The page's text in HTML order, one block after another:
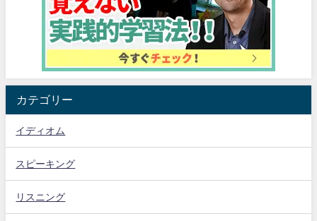
カテゴリー
イディオム
スピーキング
リスニング